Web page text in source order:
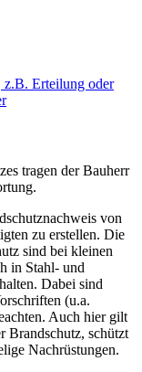
z.B. Erteilung oder
tragen der Bauherr
von
zu erstellen. Die
sind bei kleinen
in Stahl- und
Dabei sind
(u.a.
Auch hier gilt
Brandschutz, schützt
Nachrüstungen.